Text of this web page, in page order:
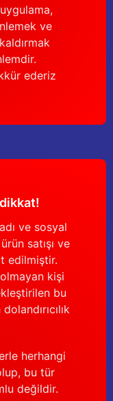
ve
ederiz
dikkat!
ve sosyal
satışı ve
edilmiştir.
kişi
bu
herhangi
bu tür
değildir.